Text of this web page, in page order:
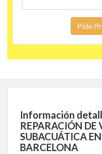
Pide
Información
REPARACIÓN DE
SUBACUÁTICA
BARCELONA